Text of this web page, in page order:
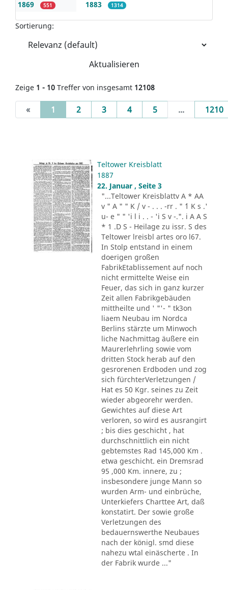
1869 551 1883 1314
Sortierung:
Aktualisieren
Zeige 1 - 10 Treffer von insgesamt 12108
« 1 (current)
2 3 4 5 ... 1210
Teltower Kreisblatt
1887
22. Januar , Seite 3
"...Teltower Kreisblattv A * AA
v " A " " K / v - . . . -rr . " ´1 K s .'
u- e " " 'i l i . . - 'i S v -.". i A A S
* 1 .D S - Heilage zu issr. S des
Teltower lreisbl artes oro l67.
In Stolp entstand in einem
doerigen großen
FabrikEtablissement auf noch
nicht ermittelte Weise ein
Feuer, das sich in ganz kurzer
Zeit allen Fabrikgebäuden
mittheilte und ' "'- " tk3on
liaem Neubau im Nordca
Berlins stärzte um Minwoch
liche Nachmittag äußere ein
Maurerlehrling sowie vom
dritten Stock herab auf den
gesrorenen Erdboden und zog
sich fürchterVerletzungen /
Hat es 50 Kgr. seines zu Zeit
wieder abgeorehr werden.
Gewichtes auf diese Art
verloren, so wird es ausrangirt
; bis dies geschicht , hat
durchschnittlich ein nicht
gebtemstes Rad 145,000 Km .
etwa geschicht. ein Dremsrad
95 ,000 Km. innere, zu ;
insbesondere junge Mann so
wurden Arm- und einbrüche,
Unterkiefers Charttee Art, daß
konstatirt. Der sowie große
Verletzungen des
bedauernswerthe Neubaues
nach der königl. smd diese
nahezu wtal einäscherte . In
der Fabrik wurde ..."